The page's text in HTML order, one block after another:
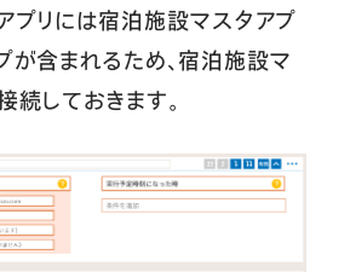
プリには宿泊施設マスタアプ
が含まれるため、宿泊施設マ
続しておきます。